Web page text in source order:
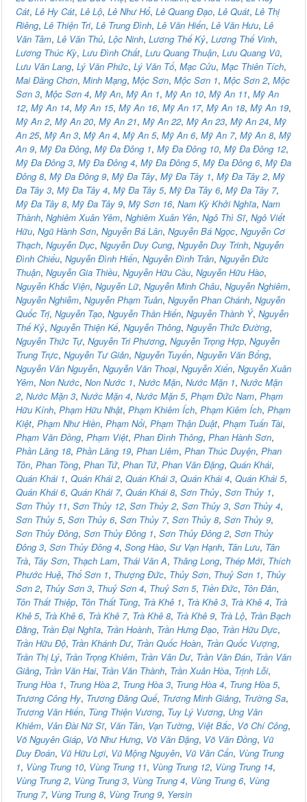
Cát, Lê Hy Cát, Lê Lộ, Lê Như Hổ, Lê Quang Đạo, Lê Quát, Lê Thị
Riêng, Lê Thiện Tri, Lê Trung Đình, Lê Văn Hiến, Lê Văn Hưu, Lê
Văn Tâm, Lê Văn Thủ, Lộc Ninh, Lương Thế Kỷ, Lương Thế Vinh,
Lương Thúc Kỳ, Lưu Đình Chất, Lưu Quang Thuận, Lưu Quang Vũ,
Lưu Văn Lang, Lý Văn Phức, Lý Văn Tố, Mạc Cửu, Mạc Thiên Tích,
Mai Đăng Chơn, Minh Mạng, Mộc Sơn, Mộc Sơn 1, Mộc Sơn 2, Mộc
Sơn 3, Mộc Sơn 4, Mỹ An, Mỹ An 1, Mỹ An 10, Mỹ An 11, Mỹ An
12, Mỹ An 14, Mỹ An 15, Mỹ An 16, Mỹ An 17, Mỹ An 18, Mỹ An 19,
Mỹ An 2, Mỹ An 20, Mỹ An 21, Mỹ An 22, Mỹ An 23, Mỹ An 24, Mỹ
An 25, Mỹ An 3, Mỹ An 4, Mỹ An 5, Mỹ An 6, Mỹ An 7, Mỹ An 8, Mỹ
An 9, Mỹ Đa Đông, Mỹ Đa Đông 1, Mỹ Đa Đông 10, Mỹ Đa Đông 12,
Mỹ Đa Đông 3, Mỹ Đa Đông 4, Mỹ Đa Đông 5, Mỹ Đa Đông 6, Mỹ Đa
Đông 8, Mỹ Đa Đông 9, Mỹ Đa Tây, Mỹ Đa Tây 1, Mỹ Đa Tây 2, Mỹ
Đa Tây 3, Mỹ Đa Tây 4, Mỹ Đa Tây 5, Mỹ Đa Tây 6, Mỹ Đa Tây 7,
Mỹ Đa Tây 8, Mỹ Đa Tây 9, Mỹ Sơn 16, Nam Kỳ Khởi Nghĩa, Nam
Thành, Nghiêm Xuân Yêm, Nghiêm Xuân Yên, Ngô Thì Sĩ, Ngô Viết
Hữu, Ngũ Hành Sơn, Nguyễn Bá Lân, Nguyễn Bá Ngọc, Nguyễn Cơ
Thạch, Nguyễn Dục, Nguyễn Duy Cung, Nguyễn Duy Trinh, Nguyễn
Đình Chiểu, Nguyễn Đình Hiến, Nguyễn Đình Trân, Nguyễn Đức
Thuận, Nguyễn Gia Thiều, Nguyễn Hữu Cầu, Nguyễn Hữu Hào,
Nguyễn Khắc Viện, Nguyễn Lữ, Nguyễn Minh Châu, Nguyễn Nghiêm,
Nguyễn Nghiễm, Nguyễn Phạm Tuân, Nguyễn Phan Chánh, Nguyễn
Quốc Trị, Nguyễn Tạo, Nguyễn Thần Hiến, Nguyễn Thành Ý, Nguyễn
Thế Kỷ, Nguyễn Thiện Kế, Nguyễn Thông, Nguyễn Thức Đường,
Nguyễn Thức Tự, Nguyễn Tri Phương, Nguyễn Trọng Hợp, Nguyễn
Trung Trực, Nguyễn Tư Giản, Nguyễn Tuyển, Nguyễn Văn Bổng,
Nguyễn Văn Nguyễn, Nguyễn Văn Thoại, Nguyễn Xiển, Nguyễn Xuân
Yêm, Non Nước, Non Nước 1, Nước Mặn, Nước Mặn 1, Nước Mặn
2, Nước Mặn 3, Nước Mặn 4, Nước Mặn 5, Phạm Đức Nam, Phạm
Hữu Kính, Phạm Hữu Nhật, Phạm Khiêm Ích, Phạm Kiêm Ích, Phạm
Kiệt, Phạm Như Hiền, Phạm Nổi, Phạm Thận Duật, Phạm Tuấn Tài,
Phạm Văn Đồng, Phạm Việt, Phan Đình Thông, Phan Hành Sơn,
Phần Lăng 18, Phần Lăng 19, Phan Liêm, Phan Thúc Duyện, Phan
Tôn, Phan Tòng, Phan Tứ, Phan Tứ, Phan Văn Đặng, Quán Khái,
Quán Khái 1, Quán Khái 2, Quán Khái 3, Quán Khái 4, Quán Khái 5,
Quán Khái 6, Quán Khái 7, Quán Khái 8, Sơn Thủy, Sơn Thủy 1,
Sơn Thủy 11, Sơn Thủy 12, Sơn Thủy 2, Sơn Thủy 3, Sơn Thủy 4,
Sơn Thủy 5, Sơn Thủy 6, Sơn Thủy 7, Sơn Thủy 8, Sơn Thủy 9,
Sơn Thủy Đông, Sơn Thủy Đông 1, Sơn Thủy Đông 2, Sơn Thủy
Đông 3, Sơn Thủy Đông 4, Song Hào, Sư Vạn Hạnh, Tân Lưu, Tân
Trà, Tây Sơn, Thạch Lam, Thái Văn A, Thăng Long, Thép Mới, Thích
Phước Huệ, Thổ Sơn 1, Thượng Đức, Thủy Sơn, Thuỷ Sơn 1, Thủy
Sơn 2, Thủy Sơn 3, Thuỷ Sơn 4, Thuỷ Sơn 5, Tiền Đức, Tôn Đản,
Tôn Thất Thiệp, Tôn Thất Tùng, Trà Khê 1, Trà Khê 3, Trà Khê 4, Trà
Khê 5, Trà Khê 6, Trà Khê 7, Trà Khê 8, Trà Khê 9, Trà Lộ, Trần Bạch
Đằng, Trần Đại Nghĩa, Trần Hoành, Trần Hưng Đạo, Trần Hữu Dực,
Trần Hữu Độ, Trần Khánh Dư, Trần Quốc Hoàn, Trần Quốc Vượng,
Trần Thị Lý, Trần Trọng Khiêm, Trần Văn Dư, Trần Văn Đán, Trần Văn
Giảng, Trần Văn Hai, Trần Văn Thành, Trần Xuân Hòa, Trịnh Lỗi,
Trung Hòa 1, Trung Hòa 2, Trung Hòa 3, Trung Hòa 4, Trung Hòa 5,
Trương Công Hy, Trương Đăng Quế, Trương Minh Giảng, Trường Sa,
Trương Văn Hiến, Tùng Thiện Vương, Tuy Lý Vương, Ung Văn
Khiêm, Vân Đài Nữ Sĩ, Văn Tân, Vạn Tường, Việt Bắc, Võ Chí Công,
Võ Nguyên Giáp, Võ Như Hưng, Võ Văn Đặng, Võ Văn Đồng, Vũ
Duy Đoán, Vũ Hữu Lợi, Vũ Mộng Nguyên, Vũ Văn Cẩn, Vùng Trung
1, Vùng Trung 10, Vùng Trung 11, Vùng Trung 12, Vùng Trung 14,
Vùng Trung 2, Vùng Trung 3, Vùng Trung 4, Vùng Trung 6, Vùng
Trung 7, Vùng Trung 8, Vùng Trung 9, Yersin